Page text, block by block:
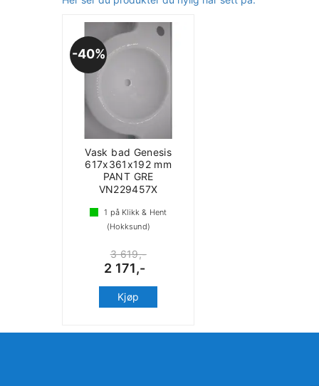
40%
Vask bad Genesis
617x361x192 mm
PANT GRE
VN229457X
1 på Klikk & Hent
(Hokksund)
3 619,-
2 171,-
Kjøp